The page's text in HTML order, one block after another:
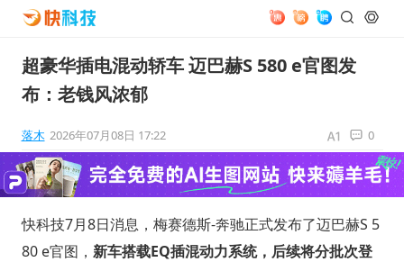
超豪华插电混动轿车 迈巴赫S 580 e官图发
布：老钱风浓郁
落木 2026年07月08日 17:22 0
快科技7月8日消息，梅赛德斯-奔驰正式发布了迈巴赫S 5
80 e官图， 新车搭载EQ插混动力系统，后续将分批次登